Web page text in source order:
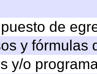
de
y fórmulas
y/o